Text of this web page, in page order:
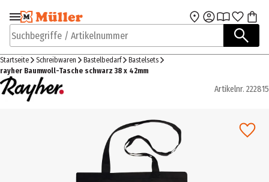
Zur Navigation
springen
Zum Hauptinhalt
Suchbegriffe / Artikelnummer
Startseite Schreibwaren Bastelbedarf
Bastelsets
rayher Baumwoll-Tasche schwarz 38 x 42mm
Artikelnr. 222815